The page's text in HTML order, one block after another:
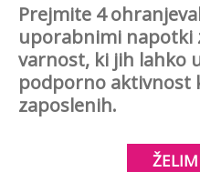
Prejmite 4
uporabnimi napotki
varnost, ki jih lahko
podporno aktivnost
zaposlenih.